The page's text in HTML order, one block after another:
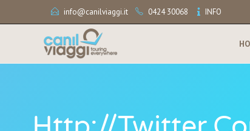
info@canilviaggi.it 0424 30068 INFO